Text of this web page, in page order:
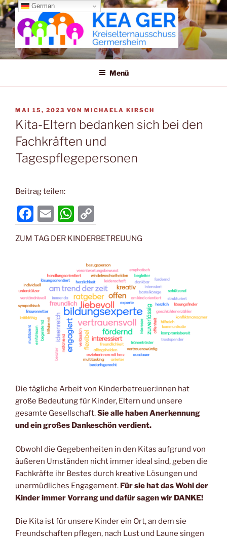
Zum
Inhalt
springen
KREISELTERNAUSSCHUSS
GERMERSHEIM
Menü
VERÖFFENTLICHT
AM
MAI 15, 2023 VON MICHAELA KIRSCH
Kita-Eltern bedanken sich bei den
Fachkräften und
Tagespflegepersonen
Beitrag teilen:
F
a
c
b
o
o
k
E
m
ai
W
h
at
A
p
p
o
p
y
Li
n
k
ZUM TAG DER KINDERBETREUUNG
Die tägliche Arbeit von Kinderbetreuer:innen hat
große Bedeutung für Kinder, Eltern und unsere
gesamte Gesellschaft.Sie alle haben Anerkennung
und ein großes Dankeschön verdient.
Obwohl die Gegebenheiten in den Kitas aufgrund von
äußeren Umständen nicht immer ideal sind, geben die
Fachkräfte ihr Bestes durch kreative Lösungen und
unermüdliches Engagement. Für sie hat das Wohl der
Kinder immer Vorrang und dafür sagen wir DANKE!
Die Kita ist für unsere Kinder ein Ort, an dem sie
Freundschaften pflegen, nach Lust und Laune singen
German